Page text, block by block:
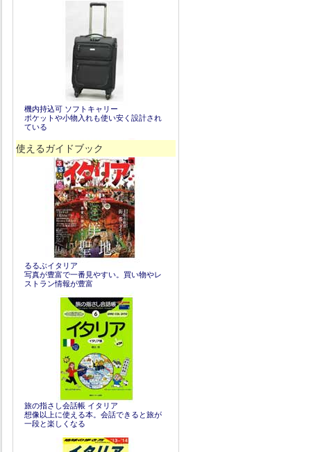
機内持込可 ソフトキャリー
ポケットや小物入れも使い安く設計され
ている
使えるガイドブック
るるぶイタリア
写真が豊富で一番見やすい。買い物やレ
ストラン情報が豊富
旅の指さし会話帳 イタリア
想像以上に使える本。会話できると旅が
一段と楽しくなる